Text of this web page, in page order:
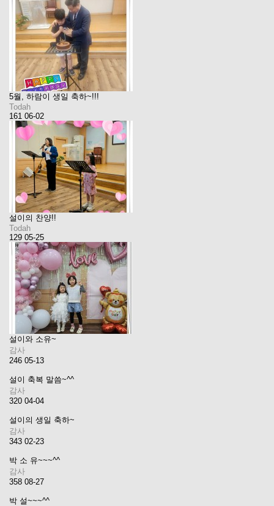
5월, 하람이 생일 축하~!!!
Todah
161 06-02
설이의 찬양!!
Todah
129 05-25
설이와 소유~
감사
246 05-13
설이 축복 말씀~^^
감사
320 04-04
설이의 생일 축하~
감사
343 02-23
박 소 유~~~^^
감사
358 08-27
박 설~~~^^